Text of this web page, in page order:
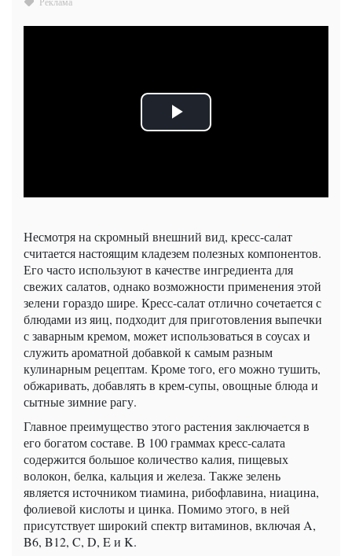
Несмотря на скромный внешний вид, кресс-салат
считается настоящим кладезем полезных компонентов.
Его часто используют в качестве ингредиента для
свежих салатов, однако возможности применения этой
зелени гораздо шире. Кресс-салат отлично сочетается с
блюдами из яиц, подходит для приготовления выпечки
с заварным кремом, может использоваться в соусах и
служить ароматной добавкой к самым разным
кулинарным рецептам. Кроме того, его можно тушить,
обжаривать, добавлять в крем-супы, овощные блюда и
сытные зимние рагу.
Главное преимущество этого растения заключается в
его богатом составе. В 100 граммах кресс-салата
содержится большое количество калия, пищевых
волокон, белка, кальция и железа. Также зелень
является источником тиамина, рибофлавина, ниацина,
фолиевой кислоты и цинка. Помимо этого, в ней
присутствует широкий спектр витаминов, включая A,
B6, B12, C, D, E и K.